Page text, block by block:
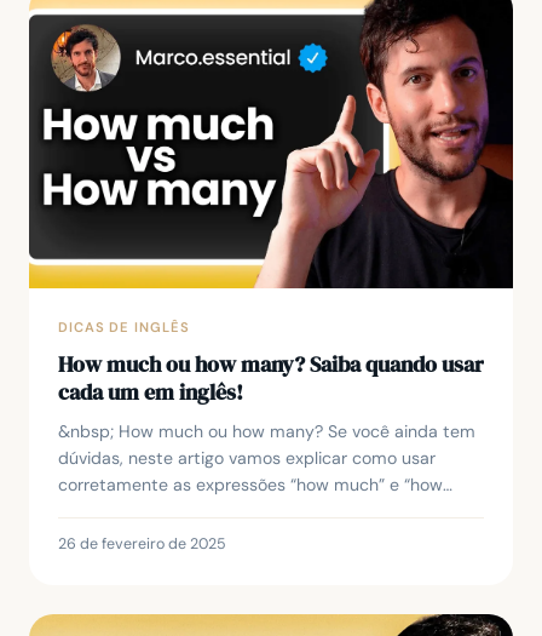
DICAS DE INGLÊS
How much ou how many? Saiba quando usar
cada um em inglês!
&nbsp; How much ou how many? Se você ainda tem
dúvidas, neste artigo vamos explicar como usar
corretamente as expressões “how much” e “how
quantidades. Ao...
26 de fevereiro de 2025